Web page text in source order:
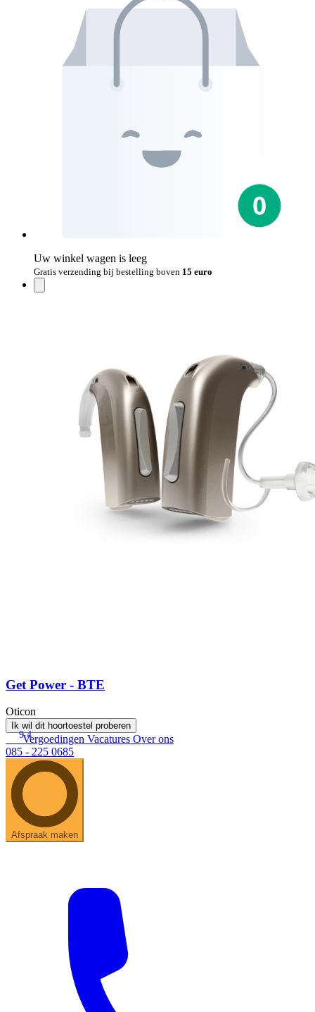
Uw winkel wagen is leeg
Gratis verzending bij bestelling boven 15 euro
Get Power - BTE
Oticon
Ik wil dit hoortoestel proberen
9.4
Vergoedingen Vacatures Over ons
085 - 225 0685
Afspraak maken